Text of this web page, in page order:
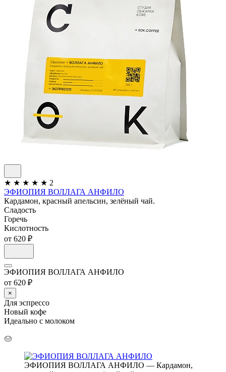
★ ★ ★ ★ ★ 2
ЭФИОПИЯ ВОЛЛАГА АНФИЛО
Кардамон, красный апельсин, зелёный чай.
Сладость
Горечь
Кислотность
от 620 ₽
ЭФИОПИЯ ВОЛЛАГА АНФИЛО
от 620 ₽
×
Для эспрессо
Новый кофе
Идеально с молоком
ЭФИОПИЯ ВОЛЛАГА АНФИЛО — Кардамон,